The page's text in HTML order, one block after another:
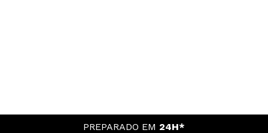
PREPARADO EM 24H*